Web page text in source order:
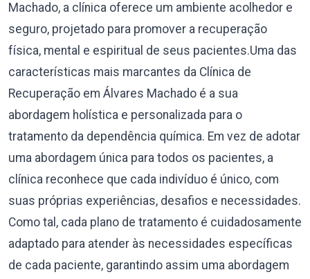
Machado, a clínica oferece um ambiente acolhedor e
seguro, projetado para promover a recuperação
física, mental e espiritual de seus pacientes.Uma das
características mais marcantes da Clínica de
Recuperação em Álvares Machado é a sua
abordagem holística e personalizada para o
tratamento da dependência química. Em vez de adotar
uma abordagem única para todos os pacientes, a
clínica reconhece que cada indivíduo é único, com
suas próprias experiências, desafios e necessidades.
Como tal, cada plano de tratamento é cuidadosamente
adaptado para atender às necessidades específicas
de cada paciente, garantindo assim uma abordagem